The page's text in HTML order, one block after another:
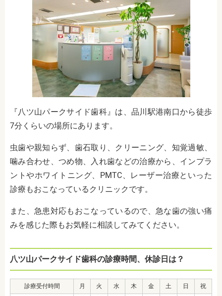
『八ツ山パークサイド歯科』は、品川駅港南口から徒歩
7分くらいの場所にあります。
虫歯や親知らず、歯石取り、クリーニング、知覚過敏、
噛み合わせ、つめ物、入れ歯などの治療から、インプラ
ントやホワイトニング、PMTC、レーザー治療といった
診療もおこなっているクリニックです。
また、急患対応もおこなっているので、急な歯の強い痛
みを感じた際もお気軽に相談してみてください。
八ツ山パークサイド歯科の診療時間、休診日は？
診療受付時間 月 火 水 木 金 土 日 祝